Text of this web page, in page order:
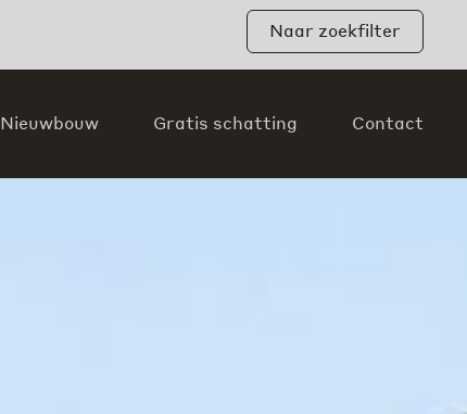
Naar zoekfilter
Nieuwbouw Gratis schatting Contact